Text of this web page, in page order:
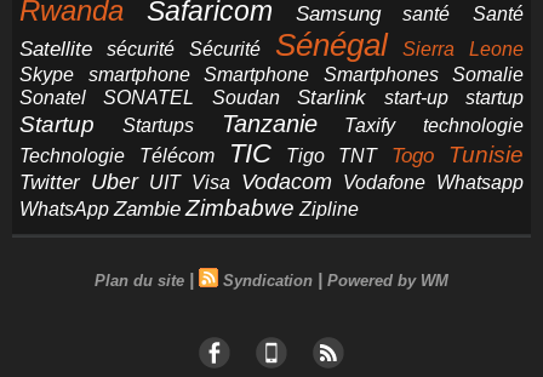
Rwanda Safaricom Samsung santé Santé
Satellite sécurité Sécurité Sénégal
Sierra Leone
Skype
smartphone Smartphone Smartphones
Somalie
Sonatel
SONATEL Soudan Starlink start-up startup
Startup Startups Tanzanie Taxify
technologie
Technologie
Télécom TIC Tigo TNT Togo Tunisie
Twitter Uber UIT Visa Vodacom Vodafone Whatsapp
WhatsApp Zambie Zimbabwe Zipline
Plan du site | Syndication | Powered by WM